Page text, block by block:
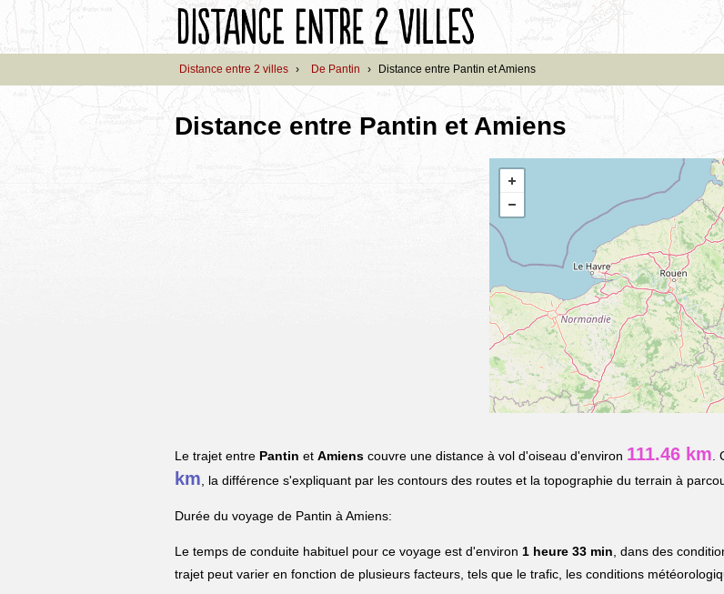
Distance entre 2 villes › De Pantin › Distance entre Pantin et Amiens
Distance entre Pantin et Amiens
Le trajet entre Pantin et Amiens couvre une distance à vol d'oiseau d'environ 111.46 km
km , la différence s'expliquant par les contours des routes et la topographie du terrain à
Durée du voyage de Pantin à Amiens:
Le temps de conduite habituel pour ce voyage est d'environ 1 heure 33 min , dans des
trajet peut varier en fonction de plusieurs facteurs, tels que le trafic, les conditions